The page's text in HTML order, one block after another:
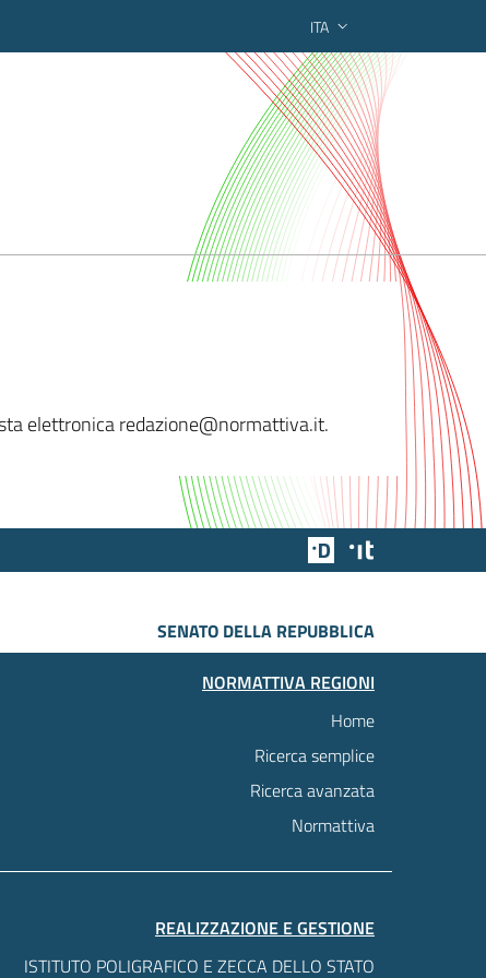
ITA
regionale
elettronica redazione@normattiva.it.
Team Digitale
SENATO DELLA REPUBBLICA
NORMATTIVA REGIONI
Home
Ricerca semplice
Ricerca avanzata
Normattiva
REALIZZAZIONE E GESTIONE
ISTITUTO POLIGRAFICO E ZECCA DELLO STATO